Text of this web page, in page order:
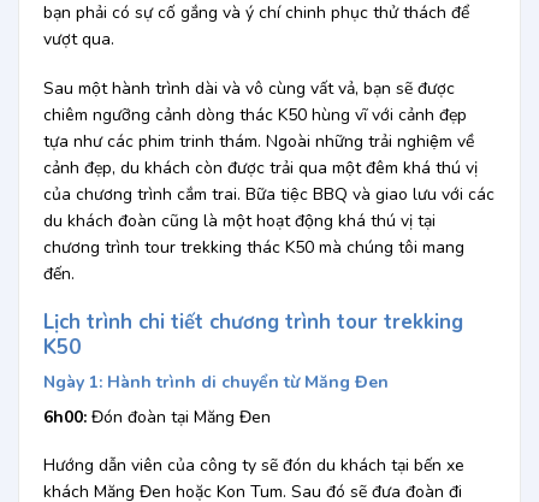
bạn phải có sự cố gắng và ý chí chinh phục thử thách để
vượt qua.
Sau một hành trình dài và vô cùng vất vả, bạn sẽ được
chiêm ngưỡng cảnh dòng thác K50 hùng vĩ với cảnh đẹp
tựa như các phim trinh thám. Ngoài những trải nghiệm về
cảnh đẹp, du khách còn được trải qua một đêm khá thú vị
của chương trình cắm trai. Bữa tiệc BBQ và giao lưu với các
du khách đoàn cũng là một hoạt động khá thú vị tại
chương trình tour trekking thác K50 mà chúng tôi mang
đến.
Lịch trình chi tiết chương trình tour trekking
K50
Ngày 1: Hành trình di chuyển từ Măng Đen
6h00: Đón đoàn tại Măng Đen
Hướng dẫn viên của công ty sẽ đón du khách tại bến xe
khách Măng Đen hoặc Kon Tum. Sau đó sẽ đưa đoàn đi